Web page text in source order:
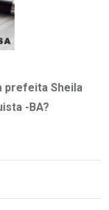
prefeita Sheila
-BA?